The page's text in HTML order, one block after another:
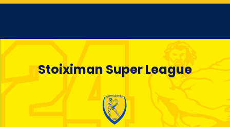
Stoiximan Super League